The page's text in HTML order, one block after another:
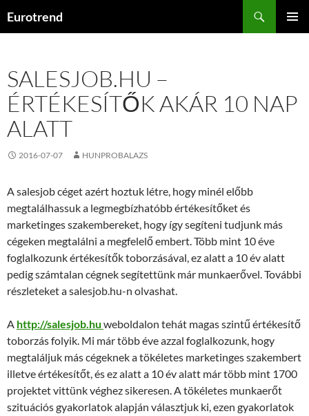
Eurotrend
SALESJOB.HU –
ÉRTÉKESÍTŐK AKÁR 10 NAP
ALATT
2016-07-07 HUNPROBALAZS
A salesjob céget azért hoztuk létre, hogy minél előbb
megtalálhassuk a legmegbízhatóbb értékesítőket és
marketinges szakembereket, hogy így segíteni tudjunk más
cégeken megtalálni a megfelelő embert. Több mint 10 éve
foglalkozunk értékesítők toborzásával, ez alatt a 10 év alatt
pedig számtalan cégnek segítettünk már munkaerővel. További
részleteket a salesjob.hu-n olvashat.
A http://salesjob.hu weboldalon tehát magas szintű értékesítő
toborzás folyik. Mi már több éve azzal foglalkozunk, hogy
megtaláljuk más cégeknek a tökéletes marketinges szakembert
illetve értékesítőt, és ez alatt a 10 év alatt már több mint 1700
projektet vittünk véghez sikeresen. A tökéletes munkaerőt
szituációs gyakorlatok alapján választjuk ki, ezen gyakorlatok